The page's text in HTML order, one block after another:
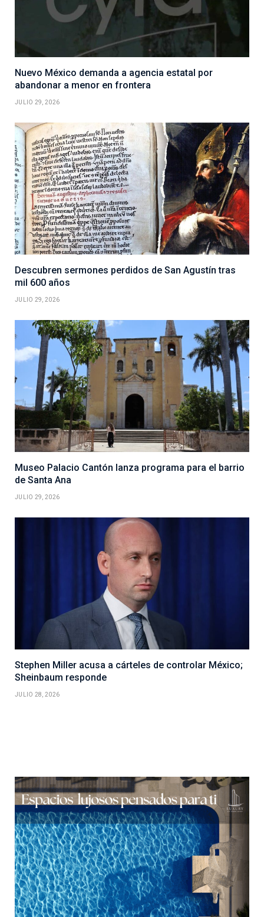
Nuevo México demanda a agencia estatal por
abandonar a menor en frontera
JULIO 29, 2026
Descubren sermones perdidos de San Agustín tras
mil 600 años
JULIO 29, 2026
Museo Palacio Cantón lanza programa para el barrio
de Santa Ana
JULIO 29, 2026
Stephen Miller acusa a cárteles de controlar México;
Sheinbaum responde
JULIO 28, 2026